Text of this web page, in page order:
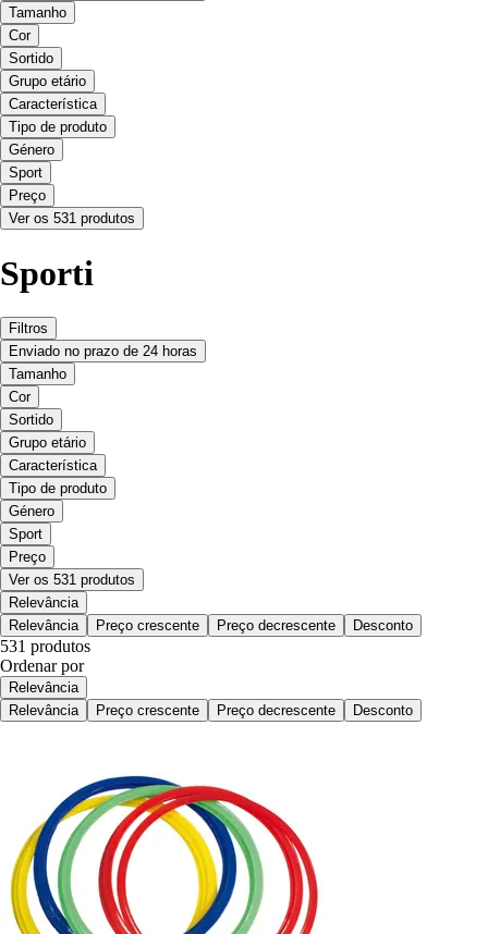
Tamanho
Cor
Sortido
Grupo etário
Característica
Tipo de produto
Género
Sport
Preço
Ver os 531 produtos
Sporti
Filtros
Enviado no prazo de 24 horas
Tamanho
Cor
Sortido
Grupo etário
Característica
Tipo de produto
Género
Sport
Preço
Ver os 531 produtos
Relevância
Relevância
Preço crescente Preço decrescente Desconto
531 produtos
Ordenar por
Relevância
Relevância
Preço crescente Preço decrescente Desconto